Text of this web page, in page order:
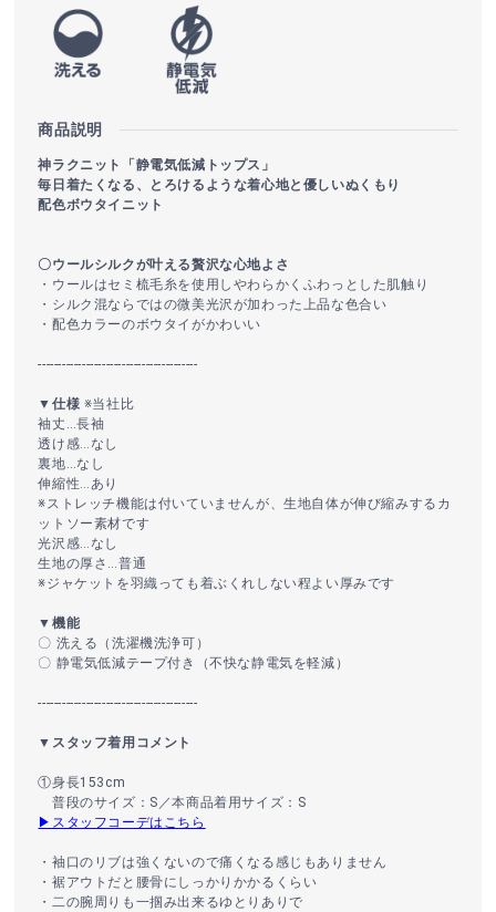
商品説明
神ラクニット「静電気低減トップス」
毎日着たくなる、とろけるような着心地と優しいぬくもり
配色ボウタイニット
〇ウールシルクが叶える贅沢な心地よさ
・ウールはセミ梳毛糸を使用しやわらかくふわっとした肌触り
・シルク混ならではの微美光沢が加わった上品な色合い
・配色カラーのボウタイがかわいい
----------------------------------------
▼仕様 ※当社比
袖丈…長袖
透け感…なし
裏地…なし
伸縮性…あり
※ストレッチ機能は付いていませんが、生地自体が伸び縮みするカ
ットソー素材です
光沢感…なし
生地の厚さ…普通
※ジャケットを羽織っても着ぶくれしない程よい厚みです
▼機能
〇 洗える（洗濯機洗浄可）
〇 静電気低減テープ付き（不快な静電気を軽減）
----------------------------------------
▼スタッフ着用コメント
①身長153cm
普段のサイズ：S／本商品着用サイズ：S
▶スタッフコーデはこちら
・袖口のリブは強くないので痛くなる感じもありません
・裾アウトだと腰骨にしっかりかかるくらい
・二の腕周りも一掴み出来るゆとりありで